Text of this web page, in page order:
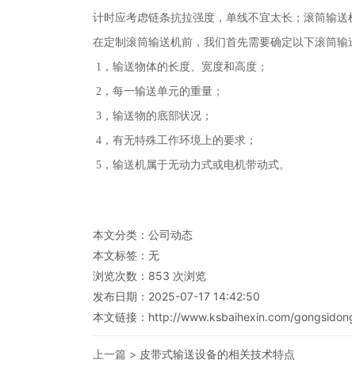
计时应考虑链条抗拉强度，单线不宜太长；滚筒输
在定制滚筒输送机前，我们首先需要确定以下滚筒输
1，输送物体的长度、宽度和高度；
2，每一输送单元的重量；
3，输送物的底部状况；
4，有无特殊工作环境上的要求；
5，输送机属于无动力式或电机带动式。
本文分类： 公司动态
本文标签：无
浏览次数： 853 次浏览
发布日期：2025-07-17 14:42:50
本文链接： http://www.ksbaihexin.com/
上一篇 > 皮带式输送设备的相关技术特点